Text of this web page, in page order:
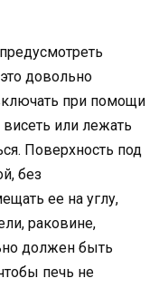
довольно
при помощи
или лежать
Поверхность под
без
ее на углу,
раковине,
должен быть
печь не